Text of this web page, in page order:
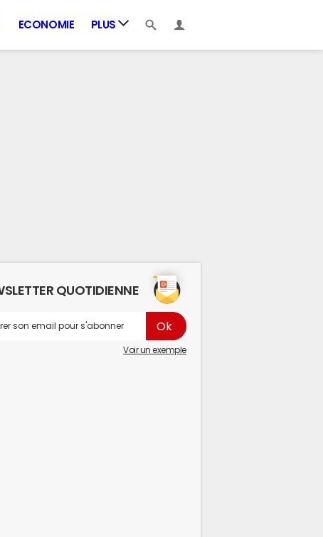
ECONOMIE PLUS
QUOTIDIENNE
Voir un exemple